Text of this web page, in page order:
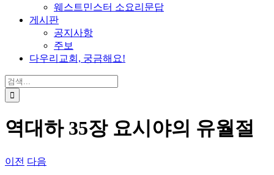
웨스트민스터 소요리문답
게시판
공지사항
주보
다우리교회, 궁금해요!
검
색
...
역대하 35장 요시야의 유월절
이전 다음